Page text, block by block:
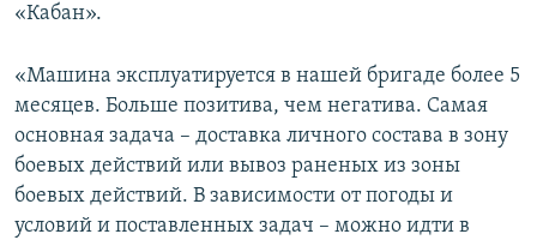
«Кабан».
«Машина эксплуатируется в нашей бригаде более 5
месяцев. Больше позитива, чем негатива. Самая
основная задача – доставка личного состава в зону
боевых действий или вывоз раненых из зоны
боевых действий. В зависимости от погоды и
условий и поставленных задач – можно идти в